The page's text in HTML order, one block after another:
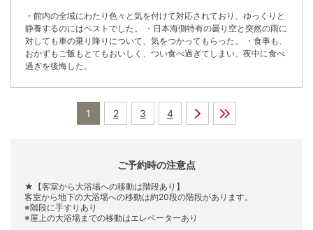
・館内の全域にわたり色々と気を付けて対応されており、ゆっくりと
静養するのにはベストでした。 ・日本海側特有の曇り空と突然の雨に
対しても車の乗り降りについて、気をつかってもらった。 ・食事も、
おかずもご飯もとてもおいしく、つい食べ過ぎてしまい、夜中に食べ
過ぎを後悔した。
1 2 3 4
ご予約時の注意点
★【客室から大浴場への移動は階段あり】
客室から地下の大浴場への移動は約20段の階段があります。
※階段に手すりあり
※屋上の大浴場までの移動はエレベーターあり